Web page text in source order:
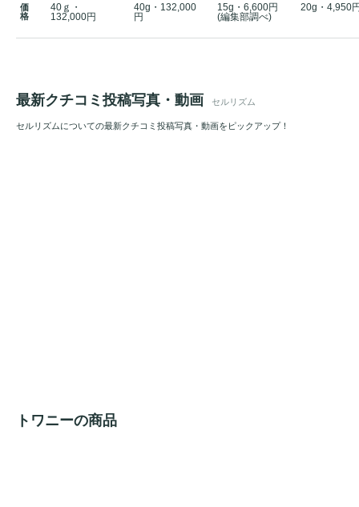
価
格
40ｇ・
132,000円
40g・132,000
円
15g・6,600円
(編集部調べ)
20g・4,950
最新クチコミ投稿写真・動画 セルリズム
セルリズムについての最新クチコミ投稿写真・動画をピックアップ！
トワニーの商品